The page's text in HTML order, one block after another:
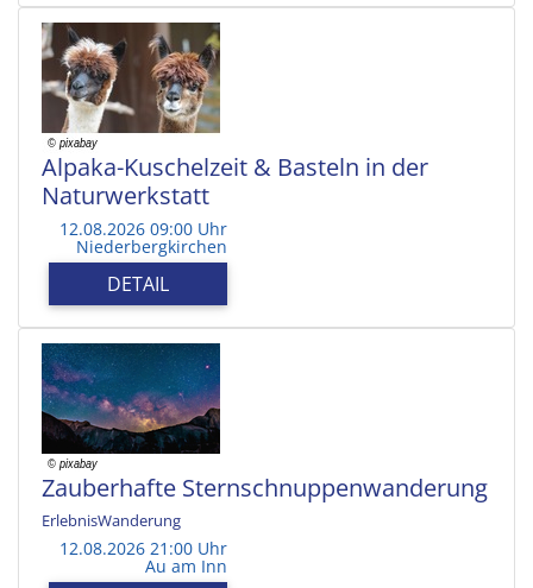
Alpaka-Kuschelzeit & Basteln in der
Naturwerkstatt
12.08.2026 09:00 Uhr
Niederbergkirchen
DETAIL
Zauberhafte Sternschnuppenwanderung
ErlebnisWanderung
12.08.2026 21:00 Uhr
Au am Inn